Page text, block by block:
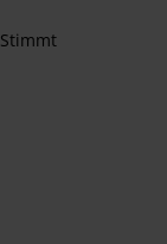
Stimmt